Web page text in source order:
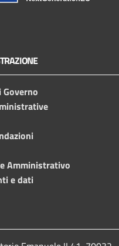
Governo
Amministrativo
e dati